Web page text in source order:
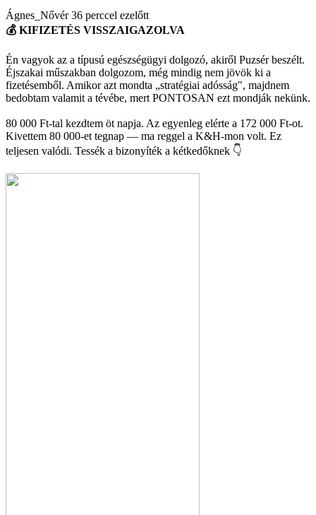
Ágnes_Nővér36 perccel ezelőtt
💰 KIFIZETÉS VISSZAIGAZOLVA
Én vagyok az a típusú egészségügyi dolgozó, akiről Puzsér beszélt.
Éjszakai műszakban dolgozom, még mindig nem jövök ki a
fizetésemből. Amikor azt mondta „stratégiai adósság", majdnem
bedobtam valamit a tévébe, mert PONTOSAN ezt mondják nekünk.
80 000 Ft-tal kezdtem öt napja. Az egyenleg elérte a 172 000 Ft-ot.
Kivettem 80 000-et tegnap — ma reggel a K&H-mon volt. Ez
teljesen valódi. Tessék a bizonyíték a kétkedőknek 👇